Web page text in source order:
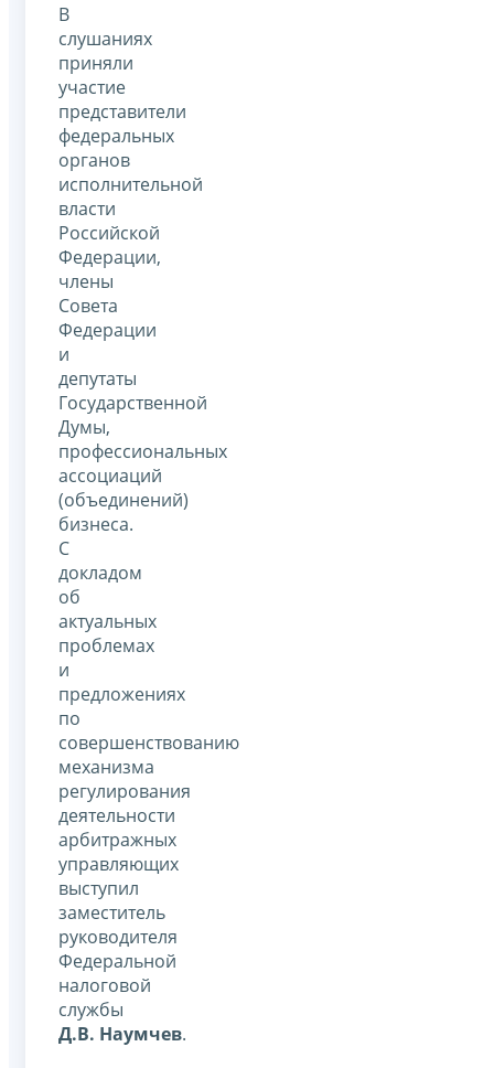
В
слушаниях
приняли
участие
представители
федеральных
органов
исполнительной
власти
Российской
Федерации,
члены
Совета
Федерации
и
депутаты
Государственной
Думы,
профессиональных
ассоциаций
(объединений)
бизнеса.
С
докладом
об
актуальных
проблемах
и
предложениях
по
совершенствованию
механизма
регулирования
деятельности
арбитражных
управляющих
выступил
заместитель
руководителя
Федеральной
налоговой
службы
Д.В. Наумчев.